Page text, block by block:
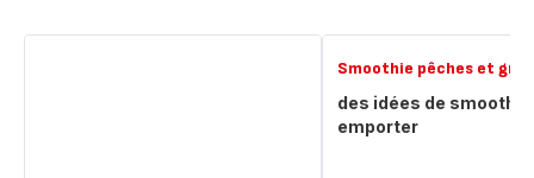
Smoothie pêches et
des idées de
emporter